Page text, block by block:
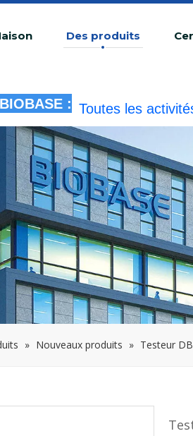
Des produits
:
une contrefaçon
» Nouveaux produits » Testeur